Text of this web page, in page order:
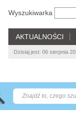
Wyszukiwarka
AKTUALNOŚCI
Dzisiaj jest: 06 sierpnia